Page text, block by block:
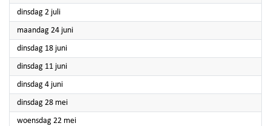
dinsdag 2 juli2024
maandag 24 juni2024
dinsdag 18 juni2024
dinsdag 11 juni2024
dinsdag 4 juni2024
dinsdag 28 mei2024
woensdag 22 mei2024